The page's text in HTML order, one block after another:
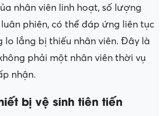
nhân viên linh hoạt, số lượng
phiên, có thể đáp ứng liên tục
lo lắng bị thiếu nhân viên. Đây là
phải một nhân viên thời vụ
nhận.
bị vệ sinh tiên tiến